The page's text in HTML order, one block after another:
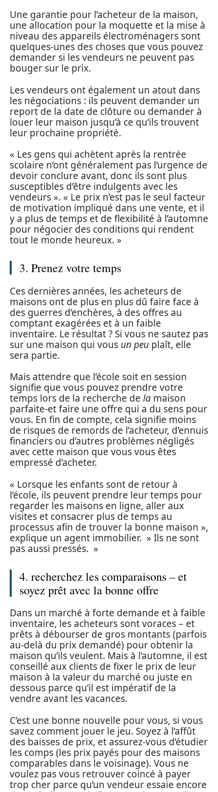
Une garantie pour l’acheteur de la maison,
une allocation pour la moquette et la mise à
niveau des appareils électroménagers sont
quelques-unes des choses que vous pouvez
demander si les vendeurs ne peuvent pas
bouger sur le prix.
Les vendeurs ont également un atout dans
les négociations : ils peuvent demander un
report de la date de clôture ou demander à
louer leur maison jusqu’à ce qu’ils trouvent
leur prochaine propriété.
« Les gens qui achètent après la rentrée
scolaire n’ont généralement pas l’urgence de
devoir conclure avant, donc ils sont plus
susceptibles d’être indulgents avec les
vendeurs ». « Le prix n’est pas le seul facteur
de motivation impliqué dans une vente, et il
y a plus de temps et de flexibilité à l’automne
pour négocier des conditions qui rendent
tout le monde heureux. »
3. Prenez votre temps
Ces dernières années, les acheteurs de
maisons ont de plus en plus dû faire face à
des guerres d’enchères, à des offres au
comptant exagérées et à un faible
inventaire. Le résultat ? Si vous ne sautez pas
sur une maison qui vous un peu plaît, elle
sera partie.
Mais attendre que l’école soit en session
signifie que vous pouvez prendre votre
temps lors de la recherche de la maison
parfaite-et faire une offre qui a du sens pour
vous. En fin de compte, cela signifie moins
de risques de remords de l’acheteur, d’ennuis
financiers ou d’autres problèmes négligés
avec cette maison que vous vous êtes
empressé d’acheter.
« Lorsque les enfants sont de retour à
l’école, ils peuvent prendre leur temps pour
regarder les maisons en ligne, aller aux
visites et consacrer plus de temps au
processus afin de trouver la bonne maison »,
explique un agent immobilier. » Ils ne sont
pas aussi pressés. »
4. recherchez les comparaisons – et
soyez prêt avec la bonne offre
Dans un marché à forte demande et à faible
inventaire, les acheteurs sont voraces – et
prêts à débourser de gros montants (parfois
au-delà du prix demandé) pour obtenir la
maison qu’ils veulent. Mais à l’automne, il est
conseillé aux clients de fixer le prix de leur
maison à la valeur du marché ou juste en
dessous parce qu’il est impératif de la
vendre avant les vacances.
C’est une bonne nouvelle pour vous, si vous
savez comment jouer le jeu. Soyez à l’affût
des baisses de prix, et assurez-vous d’étudier
les comps (les prix payés pour des maisons
comparables dans le voisinage). Vous ne
voulez pas vous retrouver coincé à payer
trop cher parce qu’un vendeur essaie encore